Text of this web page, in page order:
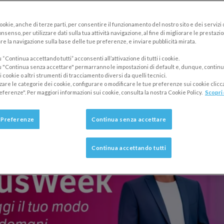
alla terza edizione della
quattro pomeriggi di formazione
per ripensare la professione
anche di terze parti, per consentire il funzionamento del nostro sito e dei servizi
per utilizzare dati sulla tua attività navigazione, al fine di migliorare le
la navigazione sulla base delle tue preferenze, e inviare pubblicità mirata.
“Continua accettando tutti” acconsenti all’attivazione di tutti i cookie.
"Continua senza accettare" permarranno le impostazioni di default e, dunque,
cookie o altri strumenti di tracciamento diversi da quelli tecnici.
le categorie dei cookie, configurare o modificare le tue preferenze sui cookie
Per maggiori informazioni sui cookie, consulta la nostra Cookie Policy. Scopri
Continua senza accettare
Continua accettando tutti